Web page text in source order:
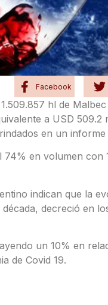
Facebook
hl de
a USD 509.2
en un
en volumen con
indican que la
decreció en
un 10% en
de Covid 19.